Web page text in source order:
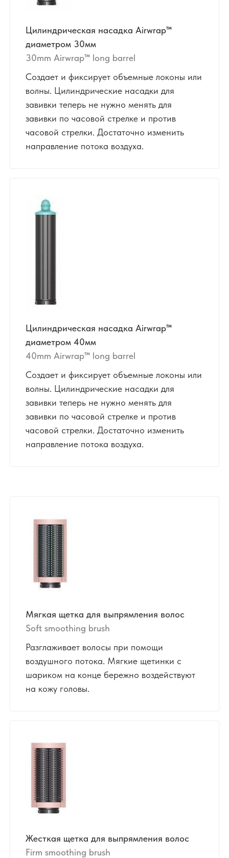
Цилиндрическая насадка Airwrap™
диаметром 30мм
30mm Airwrap™ long barrel
Создает и фиксирует объемные локоны или
волны. Цилиндрические насадки для
завивки теперь не нужно менять для
завивки по часовой стрелке и против
часовой стрелки. Достаточно изменить
направление потока воздуха.
Цилиндрическая насадка Airwrap™
диаметром 40мм
40mm Airwrap™ long barrel
Создает и фиксирует объемные локоны или
волны. Цилиндрические насадки для
завивки теперь не нужно менять для
завивки по часовой стрелке и против
часовой стрелки. Достаточно изменить
направление потока воздуха.
Мягкая щетка для выпрямления волос
Soft smoothing brush
Разглаживает волосы при помощи
воздушного потока. Мягкие щетинки с
шариком на конце бережно воздействуют
на кожу головы.
Жесткая щетка для выпрямления волос
Firm smoothing brush